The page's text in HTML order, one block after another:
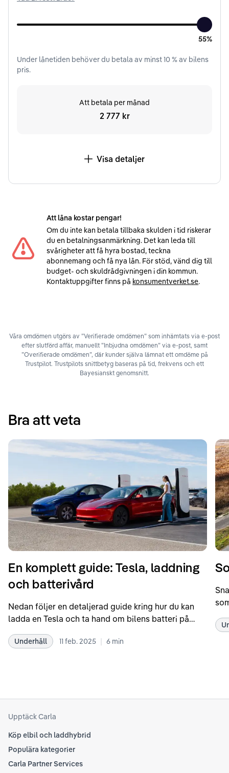
55%
Under lånetiden behöver du betala av minst10% av bilens
pris.
Att betala per månad
2 777 kr
Visa detaljer
Att låna kostar pengar!
Om du inte kan betala tillbaka skulden i tid riskerar
du en betalningsanmärkning. Det kan leda till
svårigheter att få hyra bostad, teckna
abonnemang och få nya lån. För stöd, vänd dig till
budget- och skuldrådgivningen i din kommun.
Kontaktuppgifter finns på konsumentverket.se.
Våra omdömen utgörs av ”Verifierade omdömen” som inhämtats via e-post
efter slutförd affär, manuellt ”Inbjudna omdömen” via e-post, samt
”Overifierade omdömen”, där kunder själva lämnat ett omdöme på
Trustpilot. Trustpilots snittbetyg baseras på tid, frekvens och ett
Bayesianskt genomsnitt.
Bra att veta
En komplett guide: Tesla, laddning
och batterivård
Nedan följer en detaljerad guide kring hur du kan
ladda en Tesla och ta hand om bilens batteri på
rekommendationer samt våra egna erfarenheter
Underhåll 11 feb. 2025 | 6 min
att
Upptäck Carla
Köp elbil och laddhybrid
Populära kategorier
Carla Partner Services